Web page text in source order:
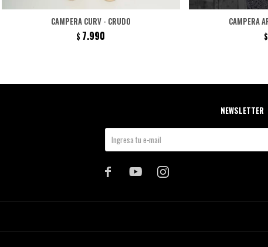
CAMPERA CURV - CRUDO
$ 7.990
CAMPERA
$
NEWSLETTER
  